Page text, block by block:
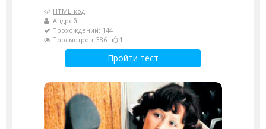
HTML-код
Андрей
Прохождений: 144
Просмотров: 386
1
Пройти тест